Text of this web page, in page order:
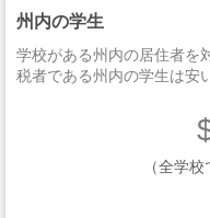
州内の学生
学校がある州内の居住者を
税者である州内の学生は安
（全学